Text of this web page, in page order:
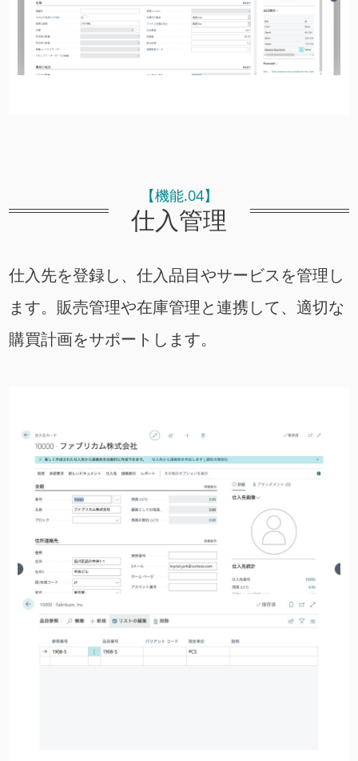
【機能.04】
仕入管理
仕入先を登録し、仕入品目やサービスを管理し
ます。販売管理や在庫管理と連携して、適切な
購買計画をサポートします。